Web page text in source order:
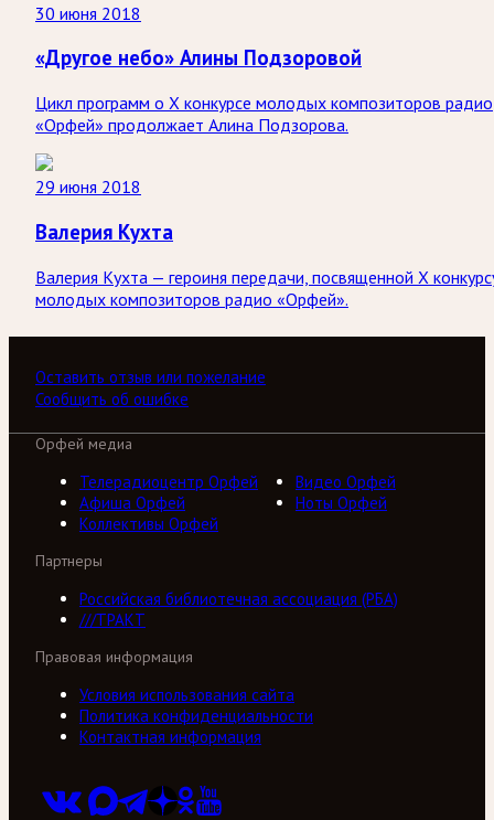
30 июня 2018
«Другое небо» Алины Подзоровой
Цикл программ о X конкурсе молодых композиторов радио
«Орфей» продолжает Алина Подзорова.
29 июня 2018
Валерия Кухта
Валерия Кухта — героиня передачи, посвященной X
молодых композиторов радио «Орфей».
Оставить отзыв или пожелание
Сообщить об ошибке
Орфей медиа
Телерадиоцентр Орфей
Видео Орфей
Афиша Орфей
Ноты Орфей
Коллективы Орфей
Партнеры
Российская библиотечная ассоциация (РБА)
///ТРАКТ
Правовая информация
Условия использования сайта
Политика конфиденциальности
Контактная информация